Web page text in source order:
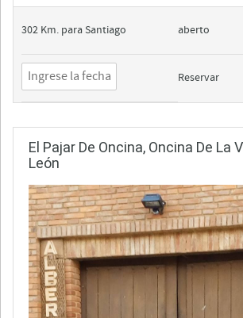
302 Km. para Santiago aberto
Reservar
El Pajar De Oncina, Oncina De La
León